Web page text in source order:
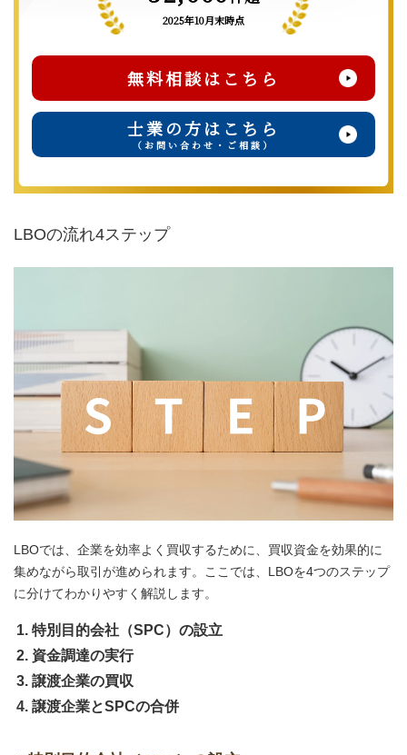
2025年10月末時点
無料相談はこちら
士業の方はこちら
（お問い合わせ・ご相談）
LBOの流れ4ステップ
LBOでは、企業を効率よく買収するために、買収資金を効果的に
集めながら取引が進められます。ここでは、LBOを4つのステップ
に分けてわかりやすく解説します。
特別目的会社（SPC）の設立
資金調達の実行
譲渡企業の買収
譲渡企業とSPCの合併